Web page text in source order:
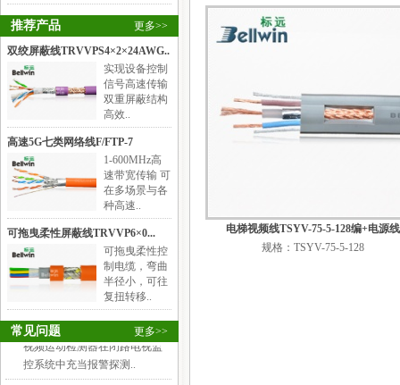
更多>>
推荐产品
双绞屏蔽线TRVVPS4×2×24AWG..
实现设备控制
信号高速传输
双重屏蔽结构
高效..
高速5G七类网络线F/FTP-7
1-600MHz高
速带宽传输 可
在多场景与各
种高速..
可拖曳柔性屏蔽线TRVVP6×0...
可拖曳柔性控
制电缆，弯曲
半径小，可往
复扭转移..
更多>>
常见问题
自动化设备电线电缆布线注..
自动化设备电线电缆布线注意
事项简图解析，用途 ..
综合布线工程施工的步骤有..
（1）调研：主要任务时询问客
户网络需求，线材勘察建..
什么是视频运动检测器
视频运动检测器在闭路电视监
控系统中充当报警探测..
怎样使用线缆测试仪
电梯视频线TSYV-75-5-128编+电源线
规格：TSYV-75-5-128